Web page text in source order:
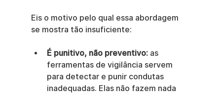
Eis o motivo pelo qual essa abordagem
se mostra tão insuficiente:
É punitivo, não preventivo: as
ferramentas de vigilância servem
para detectar e punir condutas
inadequadas. Elas não fazem nada